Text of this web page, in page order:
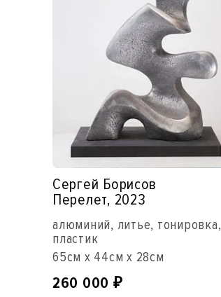
Сергей Борисов
Перелет, 2023
алюминий, литье, тонировка,
пластик
65см x 44см x 28см
260 000 ₽